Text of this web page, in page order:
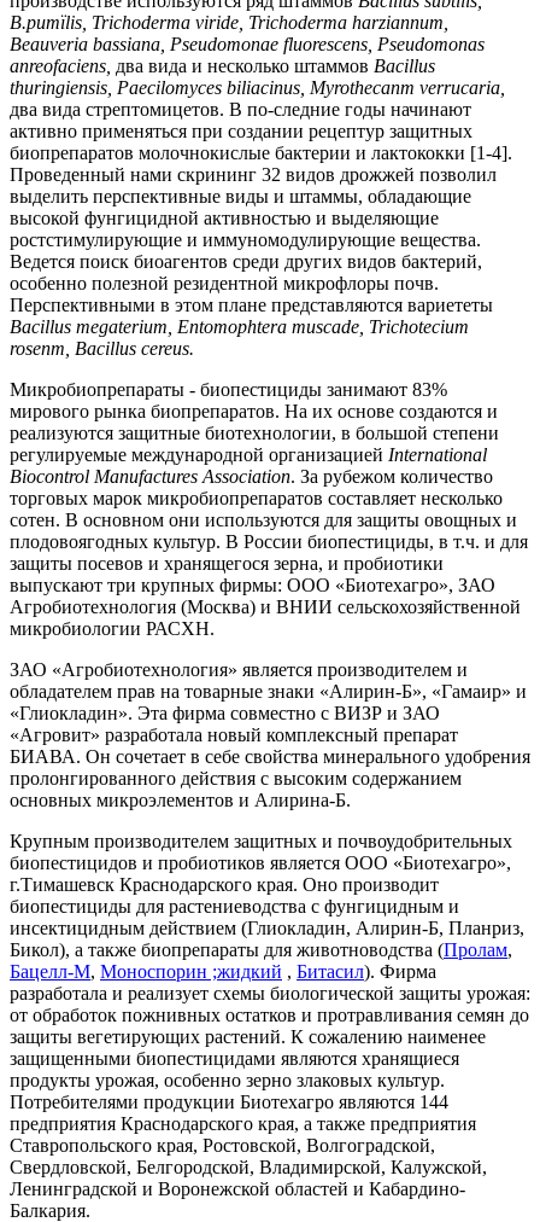
B.pumïlis, Trichoderma viride, Trichoderma harziannum,
Beauveria bassiana, Pseudomonae fluorescens, Pseudomonas
anreofaciens, два вида и несколько штаммов Bacillus
thuringiensis, Paecilomyces biliacinus, Myrothecanm verrucaria,
два вида стрептомицетов. В по-следние годы начинают
активно применяться при создании рецептур защитных
биопрепаратов молочнокислые бактерии и лактококки [1-4].
Проведенный нами скрининг 32 видов дрожжей позволил
выделить перспективные виды и штаммы, обладающие
высокой фунгицидной активностью и выделяющие
ростстимулирующие и иммуномодулирующие вещества.
Ведется поиск биоагентов среди других видов бактерий,
особенно полезной резидентной микрофлоры почв.
Перспективными в этом плане представляются вариететы
Bacillus megaterium, Entomophtera muscade, Trichotecium
rosenm, Bacillus cereus.
Микробиопрепараты - биопестициды занимают 83%
мирового рынка биопрепаратов. На их основе создаются и
реализуются защитные биотехнологии, в большой степени
регулируемые международной организацией International
Biocontrol Manufactures Association. За рубежом количество
торговых марок микробиопрепаратов составляет несколько
сотен. В основном они используются для защиты овощных и
плодовоягодных культур. В России биопестициды, в т.ч. и для
защиты посевов и хранящегося зерна, и пробиотики
выпускают три крупных фирмы: ООО «Биотехагро», ЗАО
Агробиотехнология (Москва) и ВНИИ сельскохозяйственной
микробиологии РАСХН.
ЗАО «Агробиотехнология» является производителем и
обладателем прав на товарные знаки «Алирин-Б», «Гамаир» и
«Глиокладин». Эта фирма совместно с ВИЗР и ЗАО
«Агровит» разработала новый комплексный препарат
БИАВА. Он сочетает в себе свойства минерального удобрения
пролонгированного действия с высоким содержанием
основных микроэлементов и Алирина-Б.
Крупным производителем защитных и почвоудобрительных
биопестицидов и пробиотиков является ООО «Биотехагро»,
г.Тимашевск Краснодарского края. Оно производит
биопестициды для растениеводства с фунгицидным и
инсектицидным действием (Глиокладин, Алирин-Б, Планриз,
Бикол), а также биопрепараты для животноводства (Пролам,
Бацелл-М, Моноспорин ;жидкий , Битасил). Фирма
разработала и реализует схемы биологической защиты урожая:
от обработок пожнивных остатков и протравливания семян до
защиты вегетирующих растений. К сожалению наименее
защищенными биопестицидами являются хранящиеся
продукты урожая, особенно зерно злаковых культур.
Потребителями продукции Биотехагро являются 144
предприятия Краснодарского края, а также предприятия
Ставропольского края, Ростовской, Волгоградской,
Свердловской, Белгородской, Владимирской, Калужской,
Ленинградской и Воронежской областей и Кабардино-
Балкария.